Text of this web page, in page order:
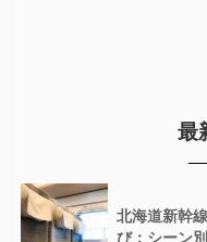
最
北海道新幹
び：シーン